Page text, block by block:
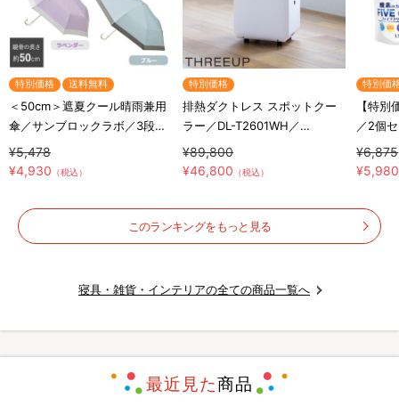
特別価格 送料無料
＜50cm＞遮夏クール晴雨兼用
傘／サンブロックラボ／3段コ
ンパクト
¥5,478
¥4,930 （税込）
特別価格
排熱ダクトレス スポットクー
ラー／DL-T2601WH／
THREEUP(スリーアップ)／取
付工事不要／除湿
¥89,800
¥46,800 （税込）
特別価
【特
／2個
洗浄剤
¥6,875
¥5,980
このランキングをもっと見る
寝具・雑貨・インテリアの全ての商品一覧へ
最近見た商品